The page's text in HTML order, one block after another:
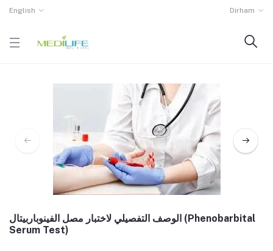
English Dirham
الوصف التفصيلي لاختبار مصل الفينوباربيتال (Phenobarbital
Serum Test)